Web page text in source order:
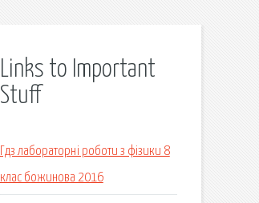
Links to Important
Stuff
Гдз лабораторні роботи з фізики 8
клас божинова 2016